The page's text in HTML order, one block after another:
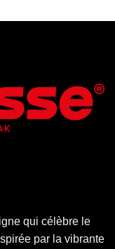
qui célèbre le
par la vibrante